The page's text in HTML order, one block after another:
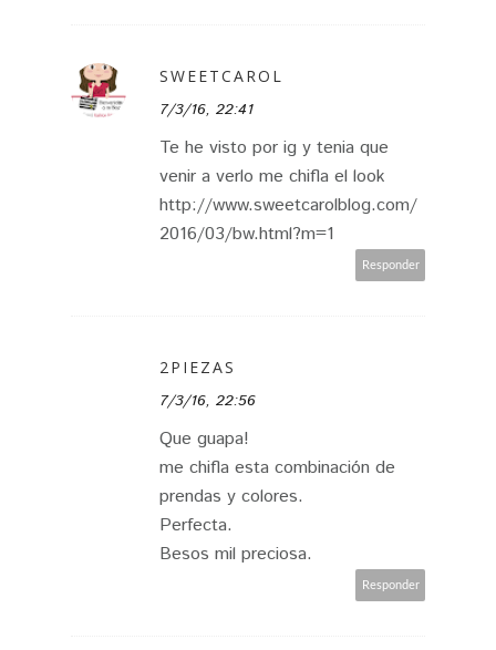
SWEETCAROL
7/3/16, 22:41
Te he visto por ig y tenia que
venir a verlo me chifla el look
http://www.sweetcarolblog.com/
2016/03/bw.html?m=1
Responder
2PIEZAS
7/3/16, 22:56
Que guapa!
me chifla esta combinación de
prendas y colores.
Perfecta.
Besos mil preciosa.
Responder